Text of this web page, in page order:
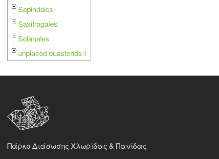
Sapindales
Saxifragales
Solanales
unplaced euasterids I
Πάρκο Διάσωσης Χλωρίδας & Πανίδας